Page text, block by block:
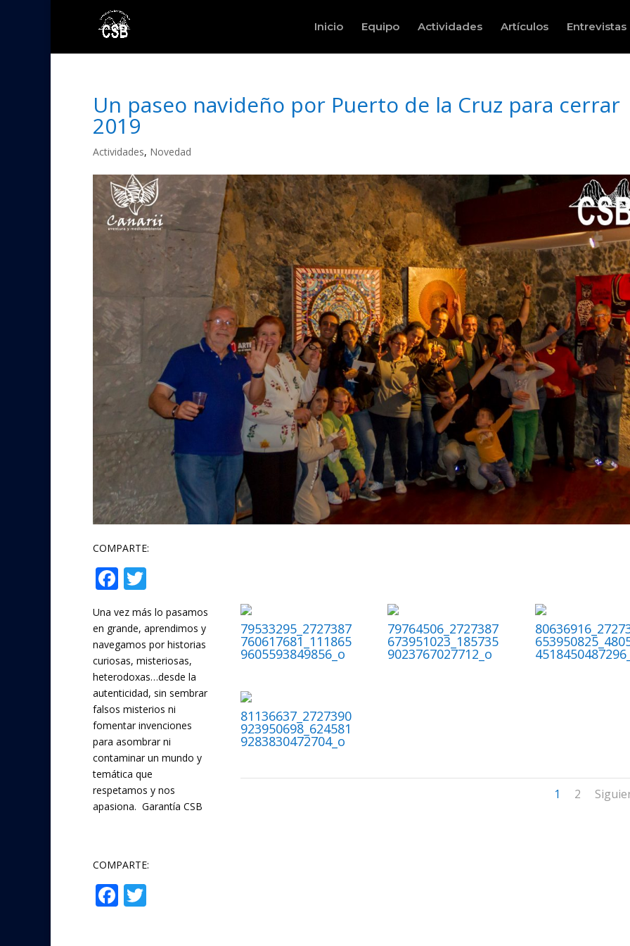
Inicio Equipo Actividades Artículos Entrevistas
Un paseo navideño por Puerto de la Cruz para cerrar
2019
Actividades, Novedad
COMPARTE:
F
e
b
o
o
k
w
itt
er
Una vez más lo pasamos
en grande, aprendimos y
navegamos por historias
curiosas, misteriosas,
heterodoxas…desde la
autenticidad, sin sembrar
falsos misterios ni
fomentar invenciones
para asombrar ni
contaminar un mundo y
temática que
respetamos y nos
apasiona. Garantía CSB
79533295_2727387
760617681_111865
9605593849856_o
79764506_2727387
673951023_185735
9023767027712_o
81136637_2727390
923950698_624581
9283830472704_o
1 2
COMPARTE:
F